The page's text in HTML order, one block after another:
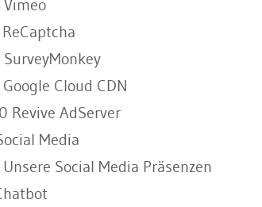
Cloud CDN
Revive AdServer
Media
Social Media Präsenzen